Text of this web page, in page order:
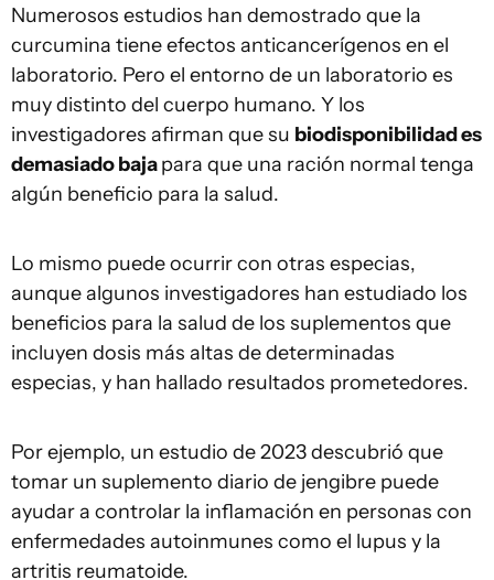
Numerosos estudios han demostrado que la
curcumina tiene efectos anticancerígenos en el
laboratorio. Pero el entorno de un laboratorio es
muy distinto del cuerpo humano. Y los
investigadores afirman que su biodisponibilidad es
demasiado bajapara que una ración normal tenga
algún beneficio para la salud.
Lo mismo puede ocurrir con otras especias,
aunque algunos investigadores han estudiado los
beneficios para la salud de los suplementos que
incluyen dosis más altas de determinadas
especias, y han hallado resultados prometedores.
Por ejemplo, un estudio de 2023 descubrió que
tomar un suplemento diario de jengibre puede
ayudar a controlar la inflamación en personas con
enfermedades autoinmunes como el lupus y la
artritis reumatoide.